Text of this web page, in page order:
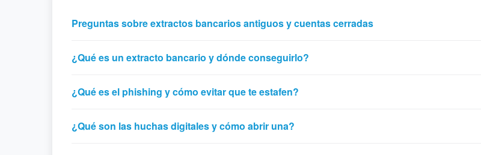
Preguntas sobre extractos bancarios antiguos y cuentas cerradas
¿Qué es un extracto bancario y dónde conseguirlo?
¿Qué es el phishing y cómo evitar que te estafen?
¿Qué son las huchas digitales y cómo abrir una?